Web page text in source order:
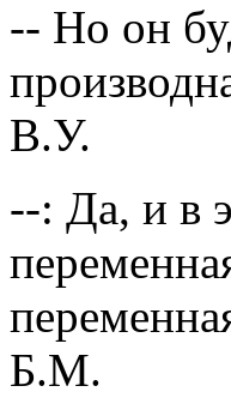
-- Но он
В.У.
--: Да, и в
Б.М.